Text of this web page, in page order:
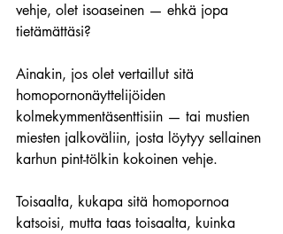
vehje, olet isoaseinen — ehkä jopa
tietämättäsi?
Ainakin, jos olet vertaillut sitä
homopornonäyttelijöiden
kolmekymmentäsenttisiin — tai mustien
miesten jalkoväliin, josta löytyy sellainen
karhun pint-tölkin kokoinen vehje.
Toisaalta, kukapa sitä homopornoa
katsoisi, mutta taas toisaalta, kuinka